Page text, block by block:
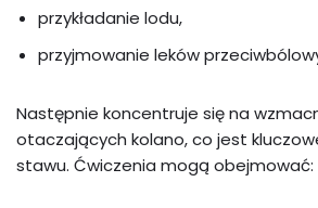
przykładanie lodu,
przyjmowanie leków
Następnie koncentruje się na
otaczających kolano, co jest
stawu. Ćwiczenia mogą obejmować: